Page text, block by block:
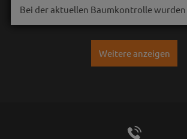
Bei der aktuellen Baumkontrolle
Weitere anzeigen